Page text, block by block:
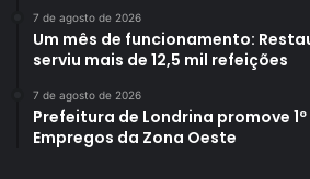
7 de agosto de 2026
Um mês de funcionamento:
serviu mais de 12,5 mil refeições
7 de agosto de 2026
Prefeitura de Londrina promove
Empregos da Zona Oeste